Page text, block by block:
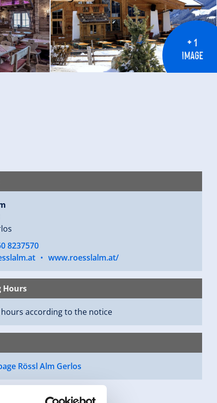
+ 1
IMAGE
8237570
• www.roesslalm.at/
Hours
according to the notice
Rössl Alm Gerlos